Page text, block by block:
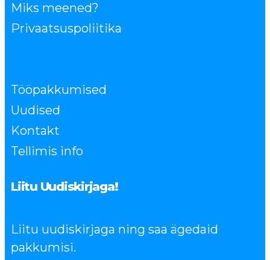
Miks meened?
Privaatsuspoliitika
Tööpakkumised
Uudised
Kontakt
Tellimis info
Liitu Uudiskirjaga!
Liitu uudiskirjaga ning saa ägedaid
pakkumisi.